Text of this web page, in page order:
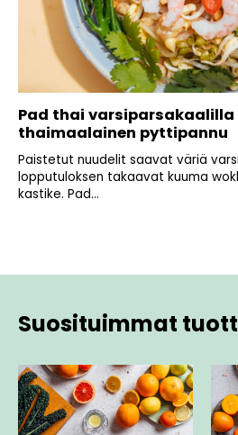
Pad thai varsiparsakaalilla
thaimaalainen pyttipannu
Paistetut nuudelit saavat väriä
lopputuloksen takaavat kuuma
kastike. Pad...
Suosituimmat